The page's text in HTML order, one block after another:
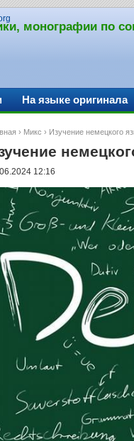
монографии по
› Микс › Изучение немецкого
12:16
На языке оригинала